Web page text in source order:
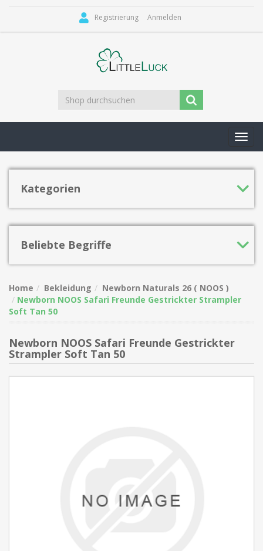
Registrierung Anmelden
Kategorien
Beliebte Begriffe
Home Bekleidung
Newborn Naturals 26 ( NOOS )
Newborn NOOS Safari Freunde Gestrickter Strampler
Soft Tan 50
Newborn NOOS Safari Freunde Gestrickter
Strampler Soft Tan 50